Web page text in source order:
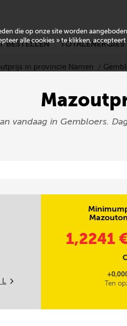
BESTELLEN TOTALENERGIES
in provincie Namen
vandaag in Gembloers.
L m
1,2241
Ten
die op onze site worden
alle cookies » te klikken,